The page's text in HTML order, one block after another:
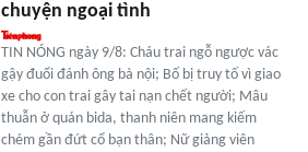
chuyện ngoại tình
TIN NÓNG ngày 9/8: Cháu trai ngỗ ngược vác
gậy đuổi đánh ông bà nội; Bố bị truy tố vì giao
xe cho con trai gây tai nạn chết người; Mâu
thuẫn ở quán bida, thanh niên mang kiếm
chém gần đứt cổ bạn thân; Nữ giảng viên